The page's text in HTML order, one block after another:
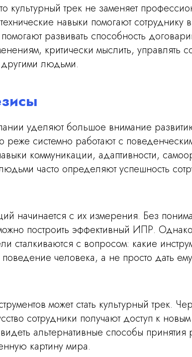
культурный трек не заменяет
навыки помогают сотруднику
развивать способность
критически мыслить, управлять
другими людьми.
уделяют большое внимание
реже системно работают с
коммуникации, адаптивности,
часто определяют успешность
начинается с их измерения. Без
построить эффективный ИПР.
сталкиваются с вопросом: какие
поведение человека, а не просто дать
может стать культурный трек.
сотрудники получают доступ к
альтернативные способы
картину мира.